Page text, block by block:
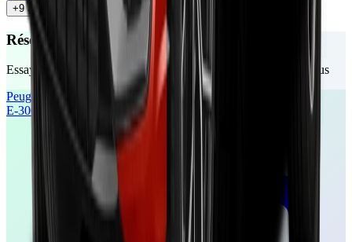
+9autres avis
Réservez votre essai gratuit
Essayez ces véhicules chez un concessionnaire près de chez vous
Peugeot
E-3008